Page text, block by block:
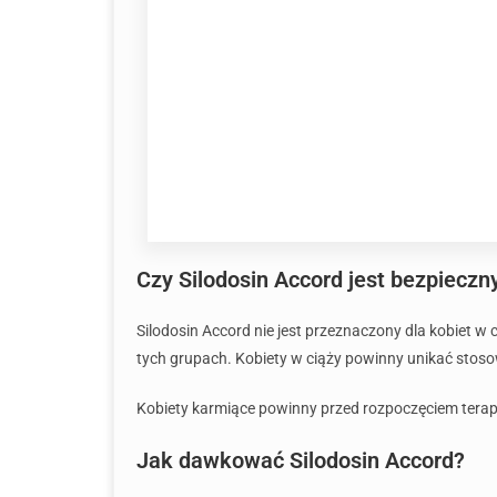
Czy Silodosin Accord jest
Silodosin Accord nie jest przeznaczony dla kobiet
tych grupach. Kobiety w ciąży powinny unikać
Kobiety karmiące powinny przed rozpoczęciem
Jak dawkować Silodosin Accord?